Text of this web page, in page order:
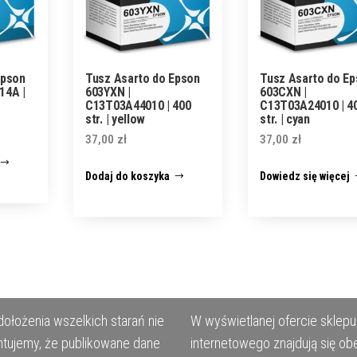
|
Tusz Asarto do Epson
603YXN |
C13T03A44010 | 400
str. | yellow
37,00 zł
Dodaj do koszyka
Tusz Asarto do
603CXN |
C13T03A24010 |
str. | cyan
37,00 zł
Dowiedz się więcej
wszelkich starań nie
że publikowane dane
W wyświetlanej ofercie sklepu
internetowego znajdują się